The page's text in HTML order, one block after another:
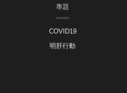
專題
COVID19
明肝行動